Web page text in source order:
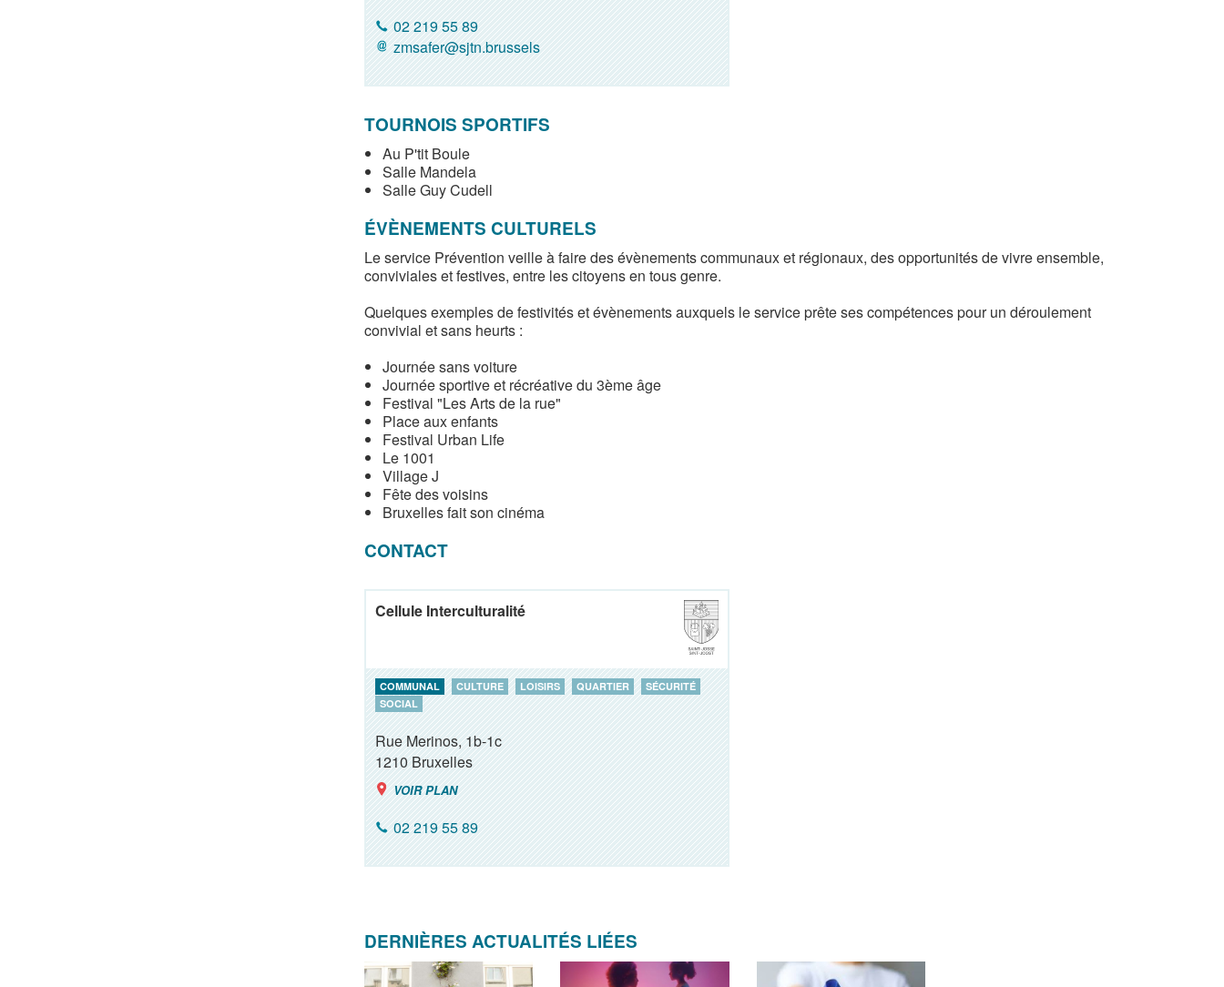
02 219 55 89
zmsafer@sjtn.brussels
TOURNOIS SPORTIFS
Au P'tit Boule
Salle Mandela
Salle Guy Cudell
ÉVÈNEMENTS CULTURELS
Le service Prévention veille à faire des évènements communaux et régionaux, des opportunités de vivre ensemble,
conviviales et festives, entre les citoyens en tous genre.
Quelques exemples de festivités et évènements auxquels le service prête ses compétences pour un déroulement
convivial et sans heurts :
Journée sans voiture
Journée sportive et récréative du 3ème âge
Festival "Les Arts de la rue"
Place aux enfants
Festival Urban Life
Le 1001
Village J
Fête des voisins
Bruxelles fait son cinéma
CONTACT
Cellule Interculturalité
COMMUNAL CULTURE LOISIRS QUARTIER
SÉCURITÉ
SOCIAL
Rue Merinos, 1b-1c
1210Bruxelles
VOIR PLAN
02 219 55 89
DERNIÈRES ACTUALITÉS LIÉES